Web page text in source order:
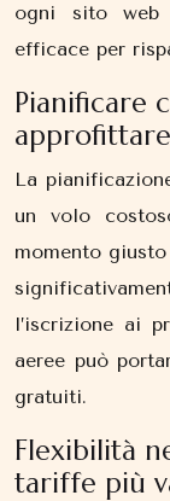
ogni sito web
efficace per
Pianificare
La
un volo
momento
l’iscrizione ai
aeree può
gratuiti.
Flexibilità
tariffe più